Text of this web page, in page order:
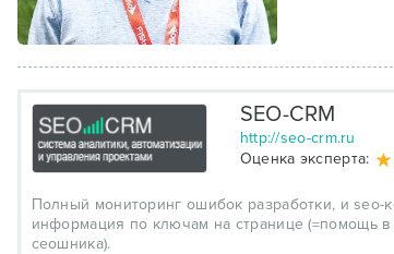
SEO-CRM
http://seo-crm.ru
Оценка эксперта:
Полный мониторинг ошибок разработки, и seo-
информация по ключам на странице (=помощь
сеошника).